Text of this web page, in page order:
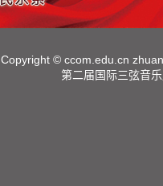
Copyright © ccom.edu.cn
第二届国际三弦音